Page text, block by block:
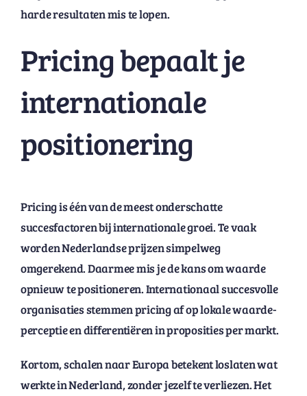
harde resultaten mis te lopen.
Pricing bepaalt je
internationale
positionering
Pricing is één van de meest onderschatte
succesfactoren bij internationale groei. Te vaak
worden Nederlandse prijzen simpelweg
omgerekend. Daarmee mis je de kans om waarde
opnieuw te positioneren. Internationaal succesvolle
organisaties stemmen pricing af op lokale waarde-
perceptie en differentiëren in proposities per markt.
Kortom, schalen naar Europa betekent loslaten wat
werkte in Nederland, zonder jezelf te verliezen. Het